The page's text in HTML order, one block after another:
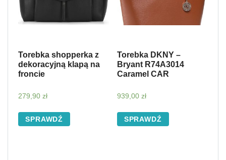
Torebka shopperka z
dekoracyjną klapą na
froncie
279,90 zł
SPRAWDŹ
Torebka DKNY –
Bryant R74A3014
Caramel CAR
939,00 zł
SPRAWDŹ